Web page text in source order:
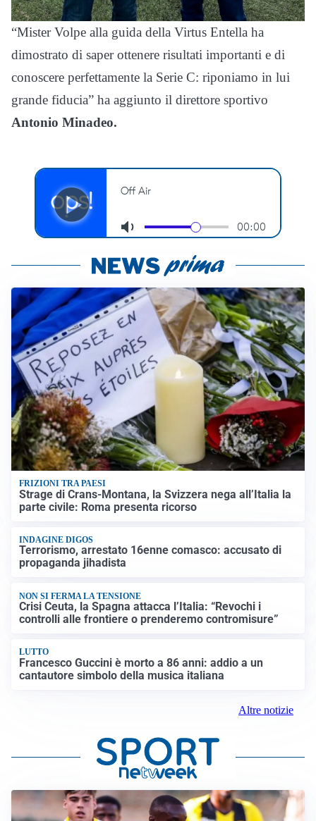
“Mister Volpe alla guida della Virtus Entella ha
dimostrato di saper ottenere risultati importanti e di
conoscere perfettamente la Serie C: riponiamo in lui
grande fiducia” ha aggiunto il direttore sportivo
Antonio Minadeo.
FRIZIONI TRA PAESI
Strage di Crans-Montana, la Svizzera nega all’Italia la
parte civile: Roma presenta ricorso
INDAGINE DIGOS
Terrorismo, arrestato 16enne comasco: accusato di
propaganda jihadista
NON SI FERMA LA TENSIONE
Crisi Ceuta, la Spagna attacca l’Italia: “Revochi i
controlli alle frontiere o prenderemo contromisure”
LUTTO
Francesco Guccini è morto a 86 anni: addio a un
cantautore simbolo della musica italiana
Altre notizie